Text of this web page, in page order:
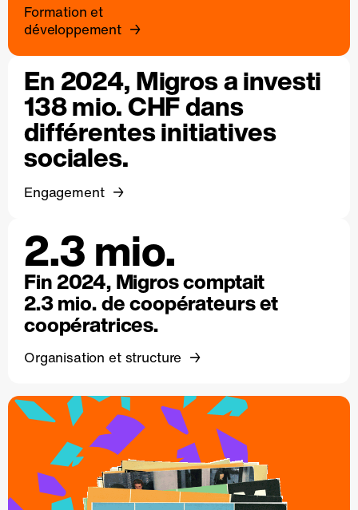
Formation et
développement
En 2024, Migros a investi
138 mio. CHF dans
différentes initiatives
sociales.
Engagement
2.3 mio.
Fin 2024, Migros comptait
2.3 mio. de coopérateurs et
coopératrices.
Organisation et structure